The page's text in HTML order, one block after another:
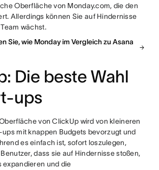
Oberfläche von Monday.com, die den
Allerdings können Sie auf Hindernisse
wächst.
Sie, wie Monday im Vergleich zu Asana
Die beste Wahl
ups
von ClickUp wird von kleineren
ups mit knappen Budgets bevorzugt und
es einfach ist, sofort loszulegen,
dass sie auf Hindernisse stoßen,
expandieren und die